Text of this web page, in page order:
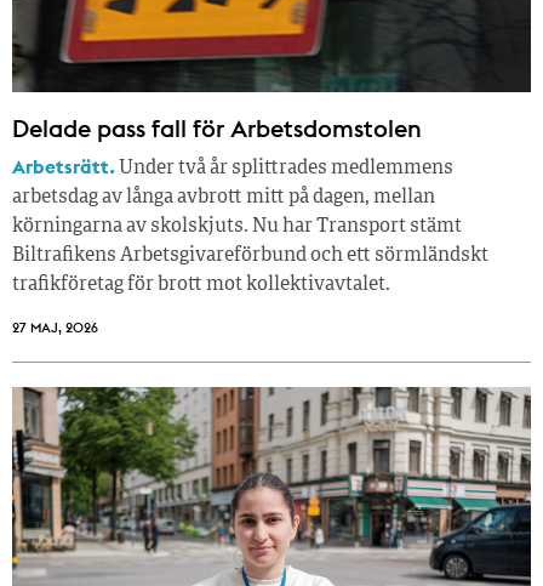
Delade pass fall för Arbetsdomstolen
Arbetsrätt. Under två år splittrades medlemmens
arbetsdag av långa avbrott mitt på dagen, mellan
körningarna av skolskjuts. Nu har Transport stämt
Biltrafikens Arbetsgivareförbund och ett sörmländskt
trafikföretag för brott mot kollektivavtalet.
27 MAJ, 2026